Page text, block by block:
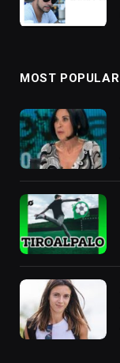
MOST POPULAR